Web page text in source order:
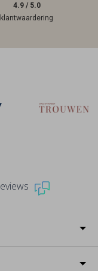
4.9 / 5.0
klantwaardering